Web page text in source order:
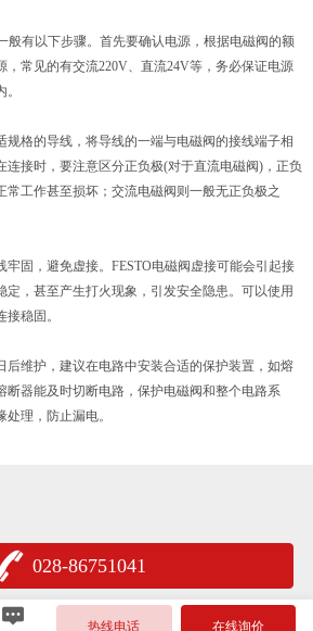
有以下步骤。首先要确认电源，根据电磁阀的额
，常见的有交流220V、直流24V等，务必保证电源
格的导线，将导线的一端与电磁阀的接线端子相
连接时，要注意区分正负极(对于直流电磁阀)，正负
常工作甚至损坏；交流电磁阀则一般无正负极之
固，避免虚接。FESTO电磁阀虚接可能会引起接
定，甚至产生打火现象，引发安全隐患。可以使用
稳固。
维护，建议在电路中安装合适的保护装置，如熔
断器能及时切断电路，保护电磁阀和整个电路系
理，防止漏电。
028-86751041
热线电话 在线询价
号